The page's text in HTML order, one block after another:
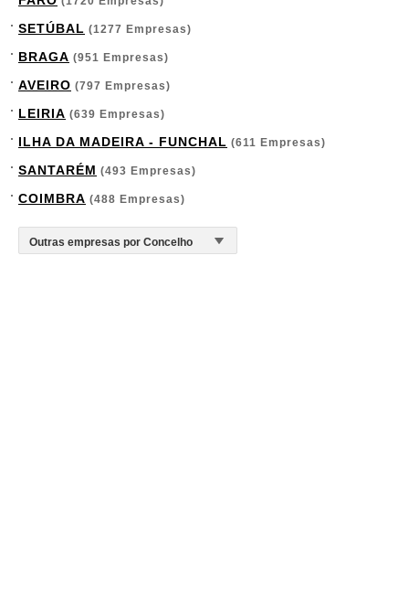
SETÚBAL (1277 Empresas)
BRAGA (951 Empresas)
AVEIRO (797 Empresas)
LEIRIA (639 Empresas)
ILHA DA MADEIRA - FUNCHAL (611 Empresas)
SANTARÉM (493 Empresas)
COIMBRA (488 Empresas)